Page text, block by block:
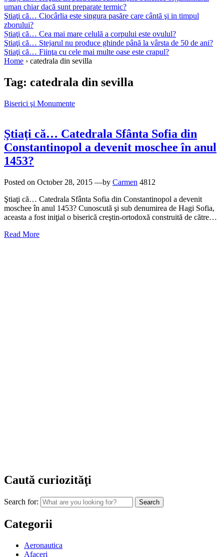
uman chiar dacă sunt preparate termic?
Ştiaţi că… Ciocârlia este singura pasăre care cântă şi in timpul
zborului?
Știaţi că… Cea mai mare celulă a corpului este ovulul?
Ştiaţi că… Stejarul nu produce ghinde până la vârsta de 50 de ani?
Ştiaţi că… Fiinţa cu cele mai multe oase este crapul?
Home › catedrala din sevilla
Tag: catedrala din sevilla
Biserici şi Monumente
Ştiaţi că… Catedrala Sfânta Sofia din
Constantinopol a devenit moschee în anul
1453?
Posted on October 28, 2015 —by Carmen 4812
Ştiaţi că… Catedrala Sfânta Sofia din Constantinopol a devenit
moschee în anul 1453? Cunoscută şi sub denumirea de Hagi Sofia,
aceasta a fost iniţial o biserică creştin-ortodoxă construită de către…
Read More
Caută curiozităţi
Search for:
Categorii
Aeronautica
Afaceri